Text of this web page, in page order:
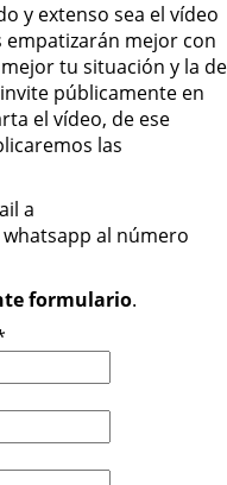
y extenso sea el vídeo
mejor con
tu situación y la de
públicamente en
el vídeo, de ese
las
a
al número
formulario.